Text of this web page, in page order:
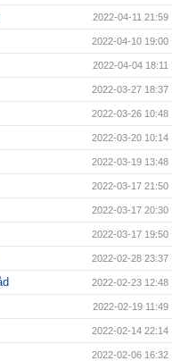
2022-04-11 21:59
2022-04-10 19:00
2022-04-04 18:11
2022-03-27 18:37
2022-03-26 10:48
2022-03-20 10:14
2022-03-19 13:48
2022-03-17 21:50
2022-03-17 20:30
2022-03-17 19:50
2022-02-28 23:37
2022-02-23 12:48
2022-02-19 11:49
2022-02-14 22:14
2022-02-06 16:32